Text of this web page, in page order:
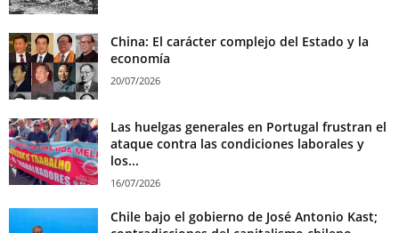
China: El carácter complejo del Estado y la
economía
20/07/2026
Las huelgas generales en Portugal frustran el
ataque contra las condiciones laborales y
los...
16/07/2026
Chile bajo el gobierno de José Antonio Kast;